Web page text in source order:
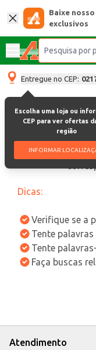
Baixe
exclusivos
Entregue no CEP:
Escolha uma loja ou
CEP para ver ofertas
região
INFORMARoops, não
Dicas:
Verifique se a
Tente
Tente
Faça buscas
Atendimento